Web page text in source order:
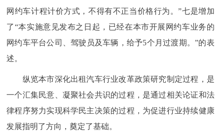
网约车计程计价方式，不得有不正当价格行为。”七是增加
了“本实施意见发布之日起，已经在本市开展网约车业务的
网约车平台公司、驾驶员及车辆，给予5个月过渡期。”的表
述。
纵览本市深化出租汽车行业改革政策研究制定过程，是
一个汇集民意、凝聚社会共识的过程，是通过相关论证和法
律程序努力实现科学民主决策的过程，为促进行业持续健康
发展指明了方向，奠定了基础。